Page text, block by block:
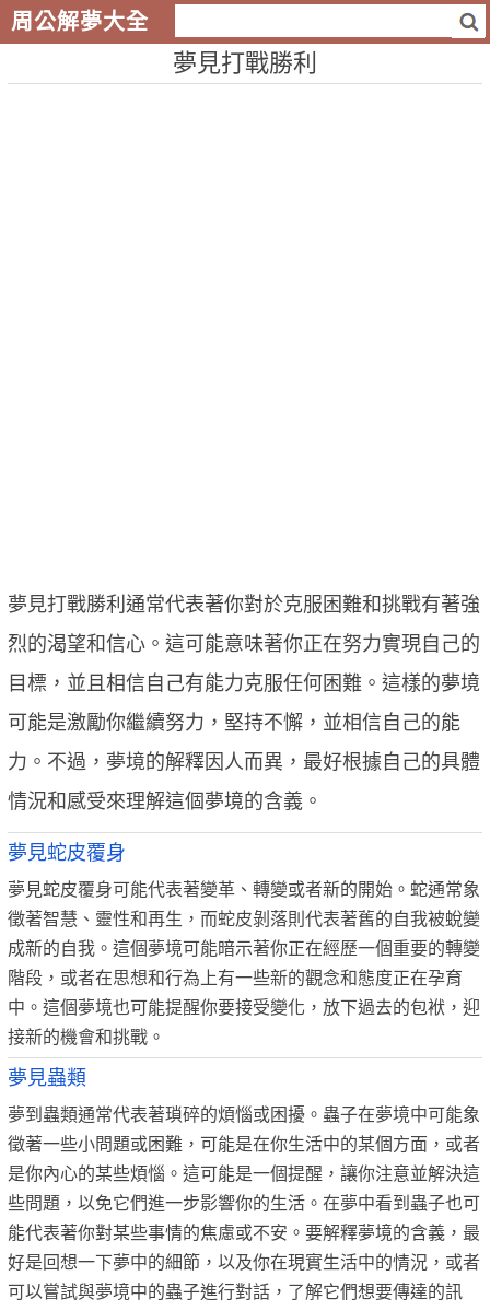
周公解夢大全
夢見打戰勝利
夢見打戰勝利通常代表著你對於克服困難和挑戰有著強
烈的渴望和信心。這可能意味著你正在努力實現自己的
目標，並且相信自己有能力克服任何困難。這樣的夢境
可能是激勵你繼續努力，堅持不懈，並相信自己的能
力。不過，夢境的解釋因人而異，最好根據自己的具體
情況和感受來理解這個夢境的含義。
夢見蛇皮覆身
夢見蛇皮覆身可能代表著變革、轉變或者新的開始。蛇通常象
徵著智慧、靈性和再生，而蛇皮剝落則代表著舊的自我被蛻變
成新的自我。這個夢境可能暗示著你正在經歷一個重要的轉變
階段，或者在思想和行為上有一些新的觀念和態度正在孕育
中。這個夢境也可能提醒你要接受變化，放下過去的包袱，迎
接新的機會和挑戰。
夢見蟲類
夢到蟲類通常代表著瑣碎的煩惱或困擾。蟲子在夢境中可能象
徵著一些小問題或困難，可能是在你生活中的某個方面，或者
是你內心的某些煩惱。這可能是一個提醒，讓你注意並解決這
些問題，以免它們進一步影響你的生活。在夢中看到蟲子也可
能代表著你對某些事情的焦慮或不安。要解釋夢境的含義，最
好是回想一下夢中的細節，以及你在現實生活中的情況，或者
可以嘗試與夢境中的蟲子進行對話，了解它們想要傳達的訊